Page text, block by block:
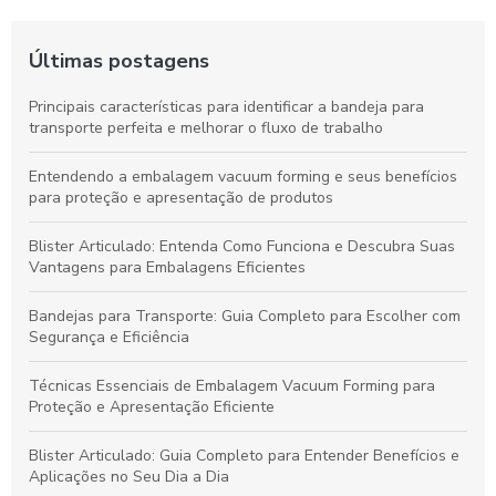
Últimas postagens
Principais características para identificar a bandeja para
transporte perfeita e melhorar o fluxo de trabalho
Entendendo a embalagem vacuum forming e seus benefícios
para proteção e apresentação de produtos
Blister Articulado: Entenda Como Funciona e Descubra Suas
Vantagens para Embalagens Eficientes
Bandejas para Transporte: Guia Completo para Escolher com
Segurança e Eficiência
Técnicas Essenciais de Embalagem Vacuum Forming para
Proteção e Apresentação Eficiente
Blister Articulado: Guia Completo para Entender Benefícios e
Aplicações no Seu Dia a Dia